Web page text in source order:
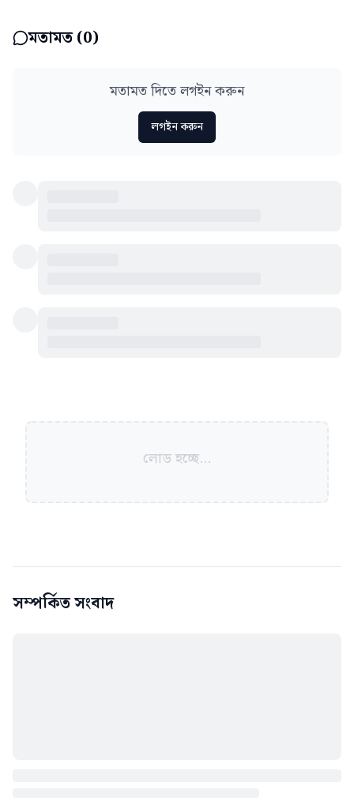
মতামত (0)
মতামত দিতে লগইন করুন
লগইন করুন
লোড হচ্ছে...
সম্পর্কিত সংবাদ